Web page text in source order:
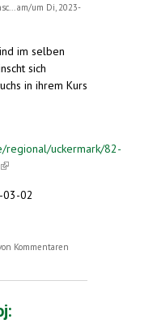
am/um Di, 2023-
im selben
sich
in ihrem Kurs
regional/uckermark/82-
(link is external)
02
die
Kommentaren